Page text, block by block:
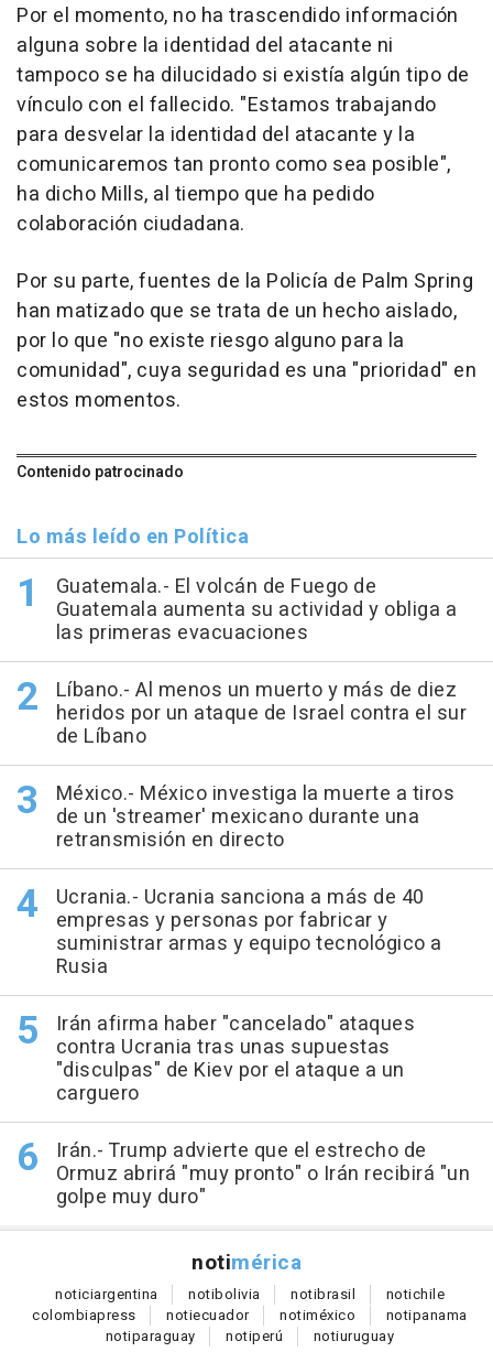
Por el momento, no ha trascendido información
alguna sobre la identidad del atacante ni
tampoco se ha dilucidado si existía algún tipo de
vínculo con el fallecido. "Estamos trabajando
para desvelar la identidad del atacante y la
comunicaremos tan pronto como sea posible",
ha dicho Mills, al tiempo que ha pedido
colaboración ciudadana.
Por su parte, fuentes de la Policía de Palm Spring
han matizado que se trata de un hecho aislado,
por lo que "no existe riesgo alguno para la
comunidad", cuya seguridad es una "prioridad" en
estos momentos.
Contenido patrocinado
Lo más leído en Política
Guatemala.- El volcán de Fuego de
Guatemala aumenta su actividad y obliga a
las primeras evacuaciones
Líbano.- Al menos un muerto y más de diez
heridos por un ataque de Israel contra el sur
de Líbano
México.- México investiga la muerte a tiros
de un 'streamer' mexicano durante una
retransmisión en directo
Ucrania.- Ucrania sanciona a más de 40
empresas y personas por fabricar y
suministrar armas y equipo tecnológico a
Rusia
Irán afirma haber "cancelado" ataques
contra Ucrania tras unas supuestas
"disculpas" de Kiev por el ataque a un
carguero
Irán.- Trump advierte que el estrecho de
Ormuz abrirá "muy pronto" o Irán recibirá "un
golpe muy duro"
notimérica
noticiargentina notibolivia notibrasil notichile
colombiapress notiecuador notiméxico notipanama
notiparaguay notiperú notiuruguay